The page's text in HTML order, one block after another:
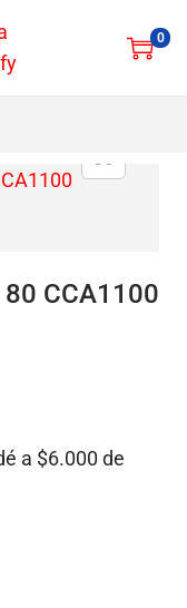
0
CCA1100
a $6.000 de